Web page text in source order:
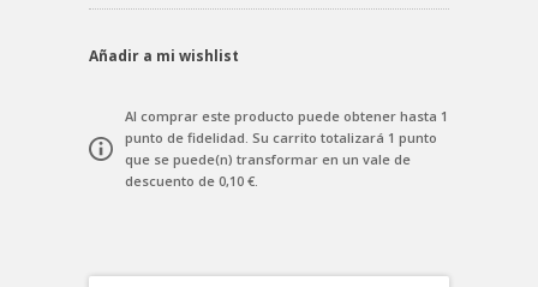
Añadir a mi wishlist
Al comprar este producto puede obtener hasta 1
punto de fidelidad. Su carrito totalizará 1 punto
que se puede(n) transformar en un vale de
descuento de 0,10 €.